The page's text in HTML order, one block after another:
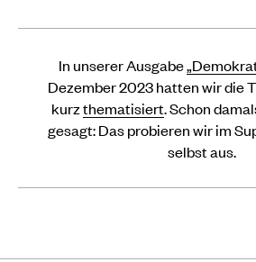
In unserer Ausgabe
Dezember 2023 hatten wir die
kurzthematisiert. Schon
gesagt: Das probieren wir im
selbst aus.